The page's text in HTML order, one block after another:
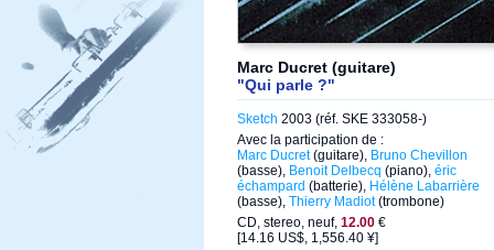
Marc Ducret (guitare)
"Qui parle ?"
Sketch 2003 (réf. SKE 333058-)
Avec la participation de :
Marc Ducret(guitare), Bruno Chevillon
(basse), Benoit Delbecq (piano), éric
échampard (batterie), Hélène Labarrière
(basse), Thierry Madiot(trombone)
CD, stereo, neuf, 12.00 €
[14.16 US$, 1,556.40 ¥]